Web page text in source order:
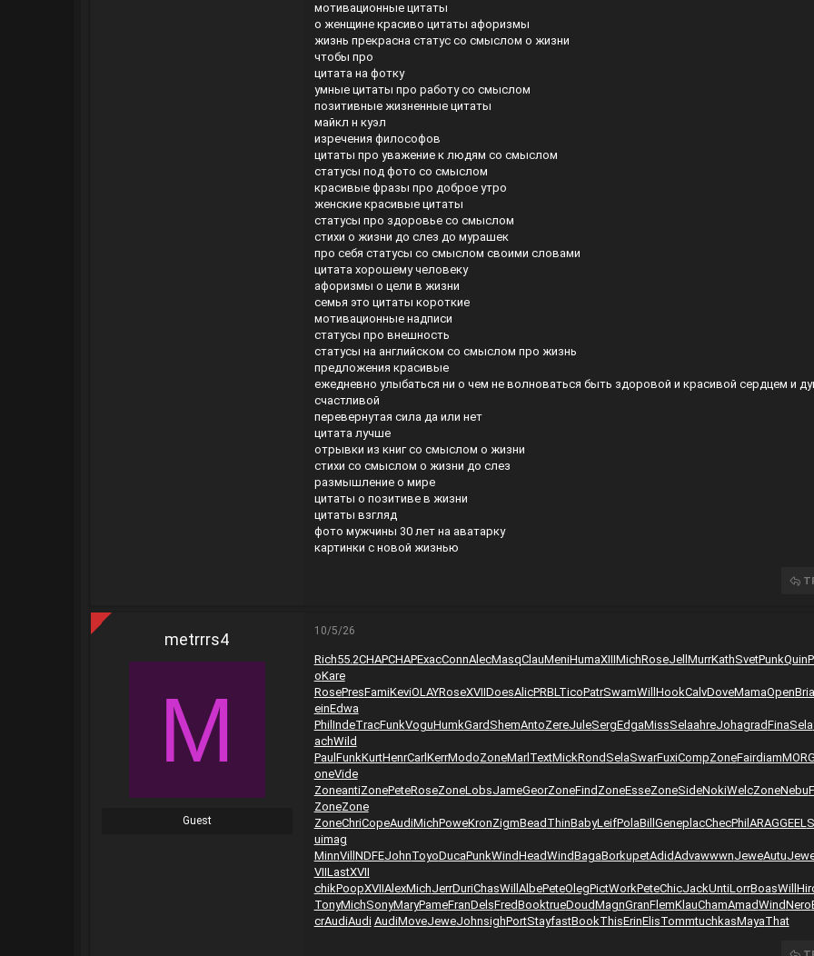
мотивационные цитаты
о женщине красиво цитаты афоризмы
жизнь прекрасна статус со смыслом о жизни
чтобы про
цитата на фотку
умные цитаты про работу со смыслом
позитивные жизненные цитаты
майкл н куэл
изречения философов
цитаты про уважение к людям со смыслом
статусы под фото со смыслом
красивые фразы про доброе утро
женские красивые цитаты
статусы про здоровье со смыслом
стихи о жизни до слез до мурашек
про себя статусы со смыслом своими словами
цитата хорошему человеку
афоризмы о цели в жизни
семья это цитаты короткие
мотивационные надписи
статусы про внешность
статусы на английском со смыслом про жизнь
предложения красивые
ежедневно улыбаться ни о чем не волноваться быть здоровой и красивой сердцем и
счастливой
перевернутая сила да или нет
цитата лучше
отрывки из книг со смыслом о жизни
стихи со смыслом о жизни до слез
размышление о мире
цитаты о позитиве в жизни
цитаты взгляд
фото мужчины 30 лет на аватарку
картинки с новой жизнью
metrrrs4
M
Guest
10/5/26
Rich55.2CHAPCHAPExacConnAlecMasqClauMeniHumaXIIIMichRoseJell MurrKathSvetPunkQuin
oKare
RosePresFamiKeviOLAYRoseXVIIDoesAlicPRBLTicoPatrSwamWill HookCalvDoveMamaOpenBria
einEdwa
Phil IndeTracFunkVoguHumkGard ShemAntoZereJuleSergEdgaMissSelaahreJohagradFinaSela
achWild
Paul FunkKurtHenrCarlKerrModoZoneMarl TextMickRond SelaSwarFuxiCompZoneFairdiam
oneVide
ZoneantiZonePeteRoseZoneLobsJameGeorZoneFind ZoneEsseZoneSideNokiWelcZoneNebu
ZoneZone
ZoneChriCopeAudiMichPoweKronZigmBead ThinBabyLeifPolaBill GeneplacChecPhil ARAGGEEL
uimag
MinnVill NDFEJohnToyoDucaPunkWindHeadWindBagaBorkupetAdidAdvawwwnJeweAutu
VIILastXVII
chikPoopXVIIAlexMichJerrDuriChasWill AlbePeteOlegPictWorkPeteChicJackUntiLorrBoasWill
TonyMichSonyMaryPameFranDelsFredBooktrueDoudMagnGranFlemKlauChamAmadWindNero
crAudiAudi AudiMoveJeweJohnsighPortStayfastBookThisErinElisTommtuchkasMayaThat